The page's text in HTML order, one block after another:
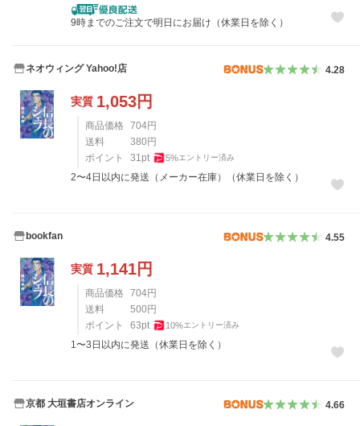
9時までのご注文で明日にお届け（休業日を除く）
ネオウィング Yahoo!店 4.28
実質 1,053円
商品価格 704円
送料
380円
ポイント
31 pt 5%エントリー済み
2〜4日以内に発送（メーカー在庫）（休業日を除く）
bookfan 4.55
実質 1,141円
商品価格 704円
送料
500円
ポイント
63pt 10%エントリー済み
1〜3日以内に発送（休業日を除く）
京都 大垣書店オンライン 4.66